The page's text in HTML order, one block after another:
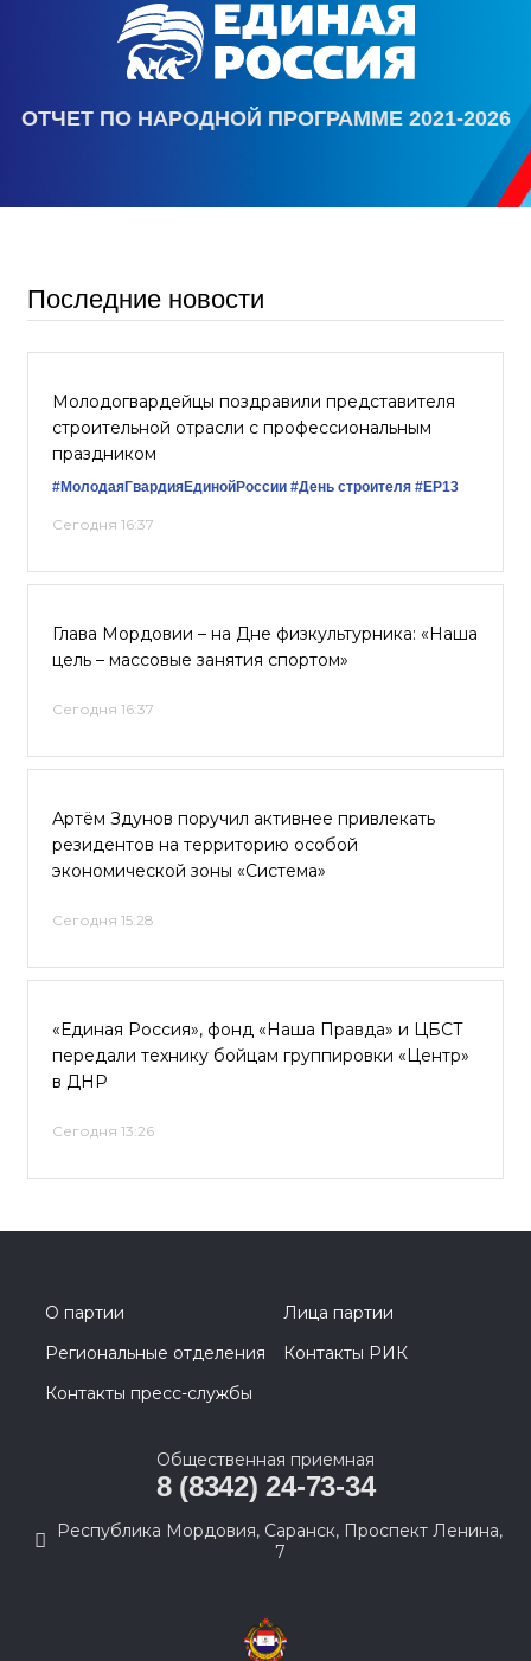
ОТЧЕТ ПО НАРОДНОЙ ПРОГРАММЕ 2021-2026
Последние новости
Молодогвардейцы поздравили представителя
строительной отрасли с профессиональным
праздником
#МолодаяГвардияЕдинойРоссии #День строителя #EP13
Сегодня 16:37
Глава Мордовии – на Дне физкультурника: «Наша
цель – массовые занятия спортом»
Сегодня 16:37
Артём Здунов поручил активнее привлекать
резидентов на территорию особой
экономической зоны «Система»
Сегодня 15:28
«Единая Россия», фонд «Наша Правда» и ЦБСТ
передали технику бойцам группировки «Центр»
в ДНР
Сегодня 13:26
О партии
Лица партии
Региональные отделения
Контакты РИК
Контакты пресс-службы
Общественная приемная
8 (8342) 24-73-34
Республика Мордовия, Саранск, Проспект Ленина,
7